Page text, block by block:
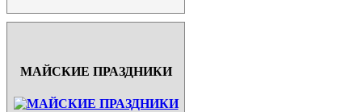
МАЙСКИЕ ПРАЗДНИКИ